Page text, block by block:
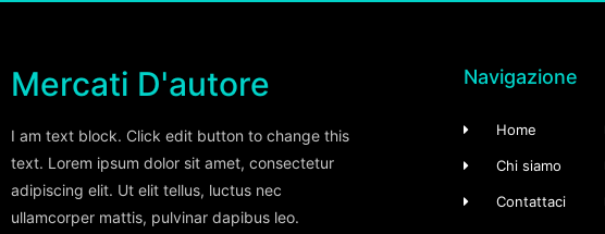
Mercati D'autore
I am text block. Click edit button to change this
text. Lorem ipsum dolor sit amet, consectetur
adipiscing elit. Ut elit tellus, luctus nec
ullamcorper mattis, pulvinar dapibus leo.
Navigazione
Home
Chi siamo
Contattaci